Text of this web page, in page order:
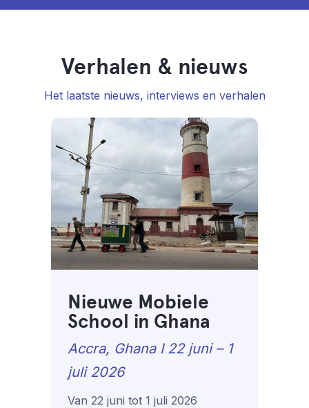
Verhalen & nieuws
Het laatste nieuws, interviews en verhalen
Nieuwe Mobiele
School in Ghana
Accra, Ghana I 22 juni – 1
juli 2026
Van 22 juni tot 1 juli 2026